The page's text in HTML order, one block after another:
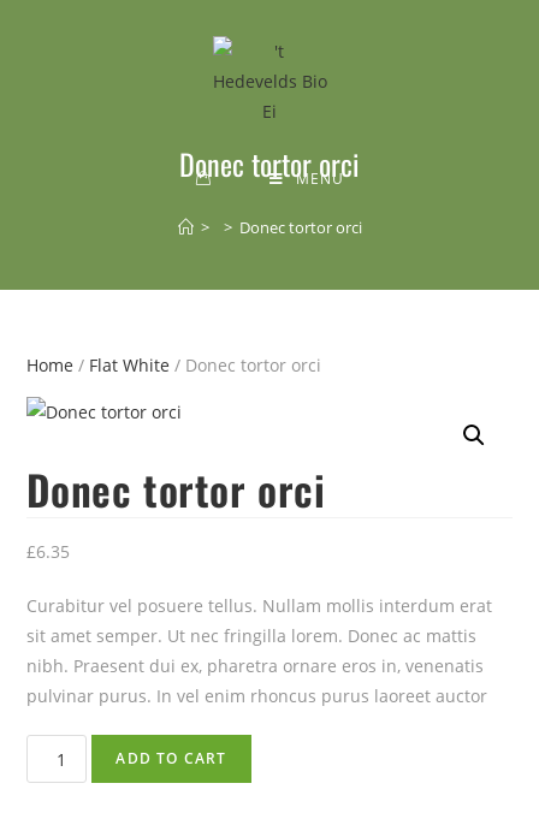
MENU
Donec tortor orci
> > Donec tortor orci
Home / Flat White / Donec tortor orci
Donec tortor orci
£6.35
Curabitur vel posuere tellus. Nullam mollis interdum erat
sit amet semper. Ut nec fringilla lorem. Donec ac mattis
nibh. Praesent dui ex, pharetra ornare eros in, venenatis
pulvinar purus. In vel enim rhoncus purus laoreet auctor
ADD TO CART